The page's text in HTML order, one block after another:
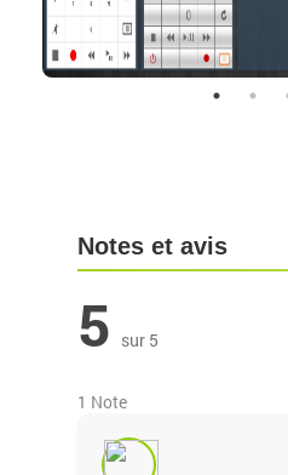
Notes et avis
5 sur 5
1 Note